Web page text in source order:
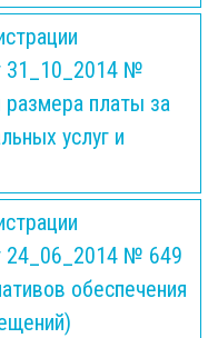
31_10_2014 №
платы за
услуг и
24_06_2014 № 649
обеспечения